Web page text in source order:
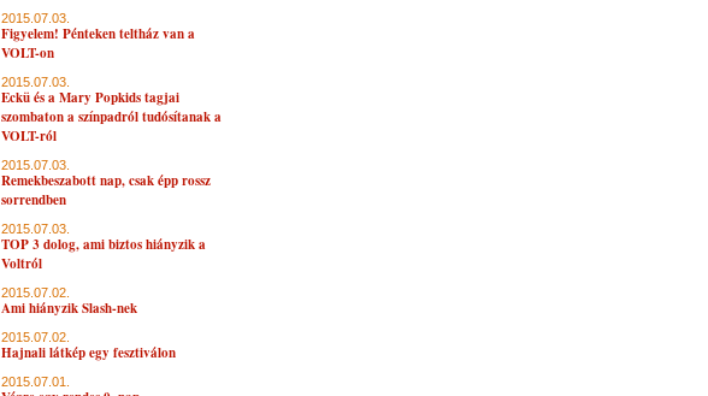
2015.07.03.
Figyelem! Pénteken teltház van a
VOLT-on
2015.07.03.
Eckü és a Mary Popkids tagjai
szombaton a színpadról tudósítanak a
VOLT-ról
2015.07.03.
Remekbeszabott nap, csak épp rossz
sorrendben
2015.07.03.
TOP 3 dolog, ami biztos hiányzik a
Voltról
2015.07.02.
Ami hiányzik Slash-nek
2015.07.02.
Hajnali látkép egy fesztiválon
2015.07.01.